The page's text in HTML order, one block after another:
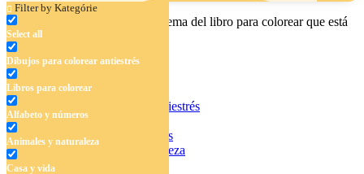
Filter by Kategórie
Select all
Dibujos para colorear antiestrés
Libros para colorear
Alfabeto y números
Animales y naturaleza
Casa y vida
Ingrese el nombre, el área o el tema del libro para colorear que está
buscando.
Dibujos para colorear antiestrés
Libros para colorear
Alfabeto y números
Animales y naturaleza